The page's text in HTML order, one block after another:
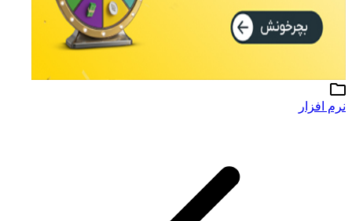
نرم افزار